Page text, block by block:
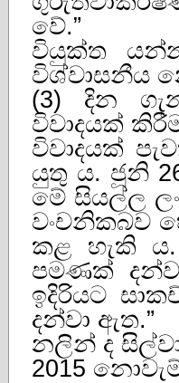
වේ.”
වියුක්ත
විශ්වාසනීය
(3) දින
විවාදයක්
විවාදයක්
යුතු ය. ජූනි
මේ සියල්ල
වංචනිකබව
කළ හැකි
පමණක්
ඉදිරියට
දන්වා
නලින් ද
2015